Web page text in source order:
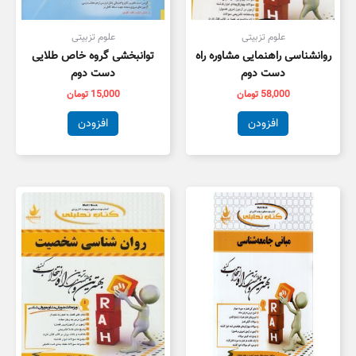
علوم تزبیتی
روانشناسی راهنمایی مشاوره راه
دست دوم
58,000 تومان
افزودن
علوم تزبیتی
توانبخشی گروه خاص طلایی
دست دوم
15,000 تومان
افزودن